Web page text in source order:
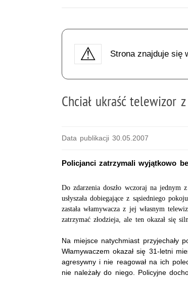
Strona znajduje się
Chciał ukraść telewizor
Data publikacji 30.05.2007
Policjanci zatrzymali wyjątkowo
Do zdarzenia doszło wczoraj na jednym
usłyszała dobiegające z sąsiedniego
zastała włamywacza z jej własnym
zatrzymać złodzieja, ale ten okazał się
Na miejsce natychmiast przyjechały
Włamywaczem okazał się 31-letni
agresywny i nie reagował na ich
nie należały do niego. Policyjne